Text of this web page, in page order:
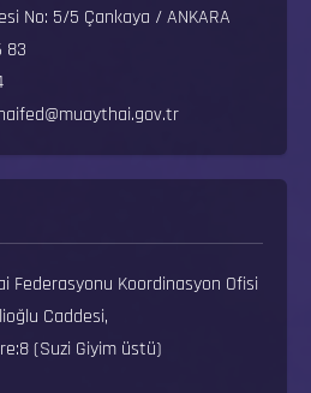
No: 5/5 Çankaya / ANKARA
83
Federasyonu Koordinasyon Ofisi
Caddesi,
(Suzi Giyim üstü)